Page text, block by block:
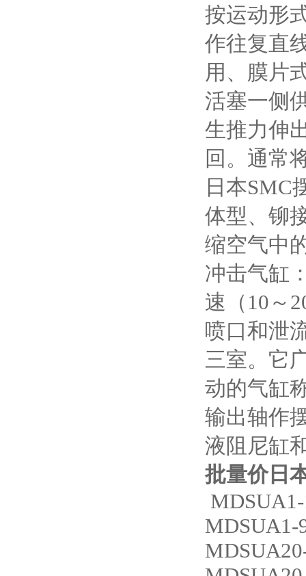
按运动形
作往复直
用、膜片
活塞一侧
生推力伸
回。通常
日本SMC
体型、铆
缩空气中
冲击气缸
速（10～
喷口和泄
三室。它
动的气缸
输出轴作
液阻尼缸
批量价日
MDSUA1-